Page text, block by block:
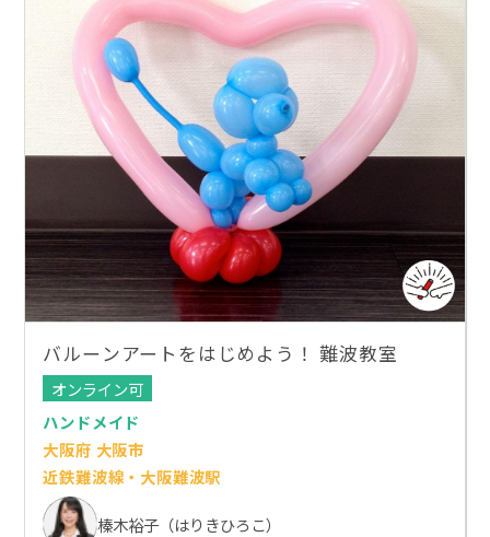
バルーンアートをはじめよう！ 難波教室
オンライン可
ハンドメイド
大阪府 大阪市
近鉄難波線・大阪難波駅
榛木裕子（はりきひろこ）